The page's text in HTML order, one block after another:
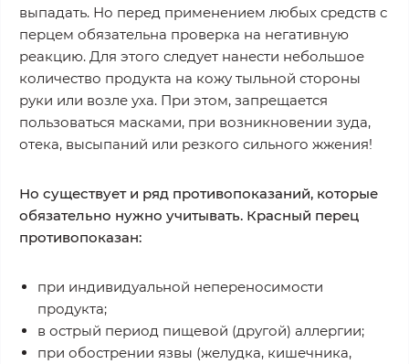
выпадать. Но перед применением любых средств с
перцем обязательна проверка на негативную
реакцию. Для этого следует нанести небольшое
количество продукта на кожу тыльной стороны
руки или возле уха. При этом, запрещается
пользоваться масками, при возникновении зуда,
отека, высыпаний или резкого сильного жжения!
Но существует и ряд противопоказаний, которые
обязательно нужно учитывать. Красный перец
противопоказан:
при индивидуальной непереносимости
продукта;
в острый период пищевой (другой) аллергии;
при обострении язвы (желудка, кишечника,